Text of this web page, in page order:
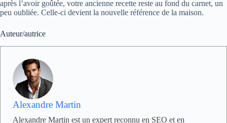
après l’avoir goûtée, votre ancienne recette reste au fond du carnet, un
peu oubliée. Celle-ci devient la nouvelle référence de la maison.
Auteur/autrice
Alexandre Martin
Alexandre Martin est un expert reconnu en SEO et en